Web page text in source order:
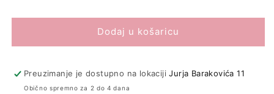
Dodaj u košaricu
Preuzimanje je dostupno na lokacijiJurja Barakovića 11
Obično spremno za 2 do 4 dana